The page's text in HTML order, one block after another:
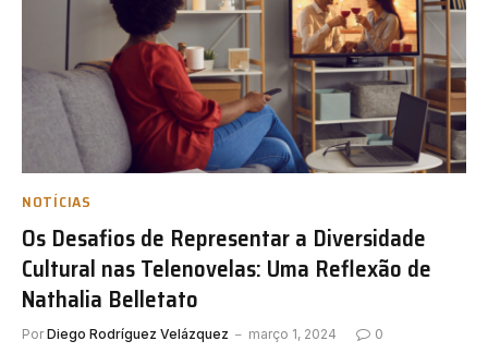
NOTÍCIAS
Os Desafios de Representar a Diversidade
Cultural nas Telenovelas: Uma Reflexão de
Nathalia Belletato
Por Diego Rodríguez Velázquez março 1, 2024 0